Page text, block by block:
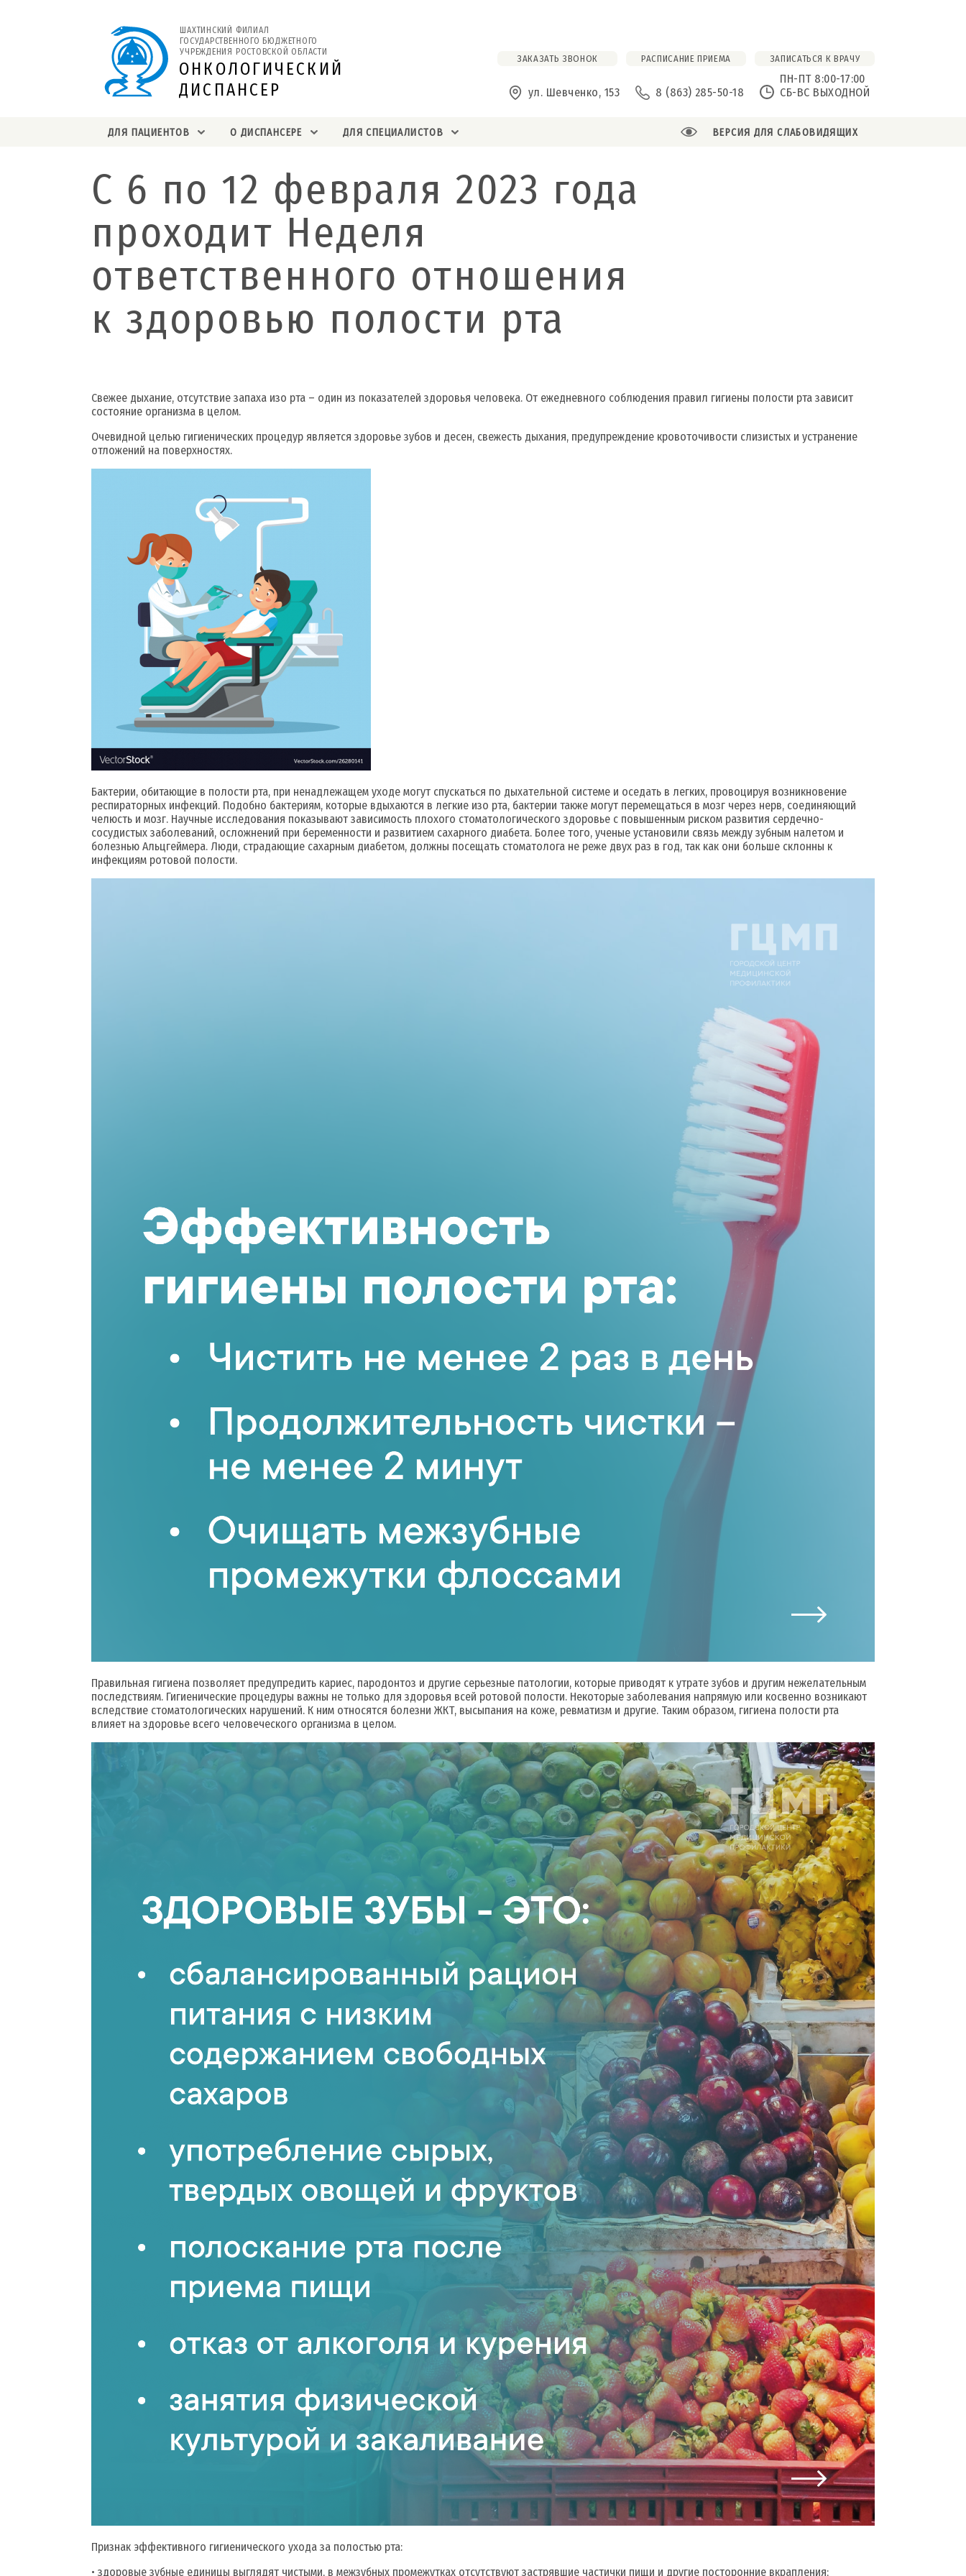
ОНКОЛОГИЧЕСКИЙ
ДИСПАНСЕР
ШАХТИНСКИЙ ФИЛИАЛ
ГОСУДАРСТВЕННОГО БЮДЖЕТНОГО
УЧРЕЖДЕНИЯ РОСТОВСКОЙ ОБЛАСТИ
ЗАКАЗАТЬ ЗВОНОК РАСПИСАНИЕ ПРИЕМА ЗАПИСАТЬСЯ К ВРАЧУ
ул. Шевченко, 153 8 (863) 285-50-18
ПН-ПТ 8:00-17:00
СБ-ВС ВЫХОДНОЙ
ДЛЯ ПАЦИЕНТОВ О ДИСПАНСЕРЕ ДЛЯ СПЕЦИАЛИСТОВ ВЕРСИЯ ДЛЯ СЛАБОВИДЯЩИХ
С 6 по 12 февраля 2023 года
проходит Неделя
ответственного отношения
к здоровью полости рта
Свежее дыхание, отсутствие запаха изо рта – один из показателей здоровья человека. От ежедневного соблюдения правил гигиены полости рта зависит
состояние организма в целом.
Очевидной целью гигиенических процедур является здоровье зубов и десен, свежесть дыхания, предупреждение кровоточивости слизистых и устранение
отложений на поверхностях.
Бактерии, обитающие в полости рта, при ненадлежащем уходе могут спускаться по дыхательной системе и оседать в легких, провоцируя возникновение
респираторных инфекций. Подобно бактериям, которые вдыхаются в легкие изо рта, бактерии также могут перемещаться в мозг через нерв, соединяющий
челюсть и мозг. Научные исследования показывают зависимость плохого стоматологического здоровье с повышенным риском развития сердечно-
сосудистых заболеваний, осложнений при беременности и развитием сахарного диабета. Более того, ученые установили связь между зубным налетом и
болезнью Альцгеймера. Люди, страдающие сахарным диабетом, должны посещать стоматолога не реже двух раз в год, так как они больше склонны к
инфекциям ротовой полости.
Правильная гигиена позволяет предупредить кариес, пародонтоз и другие серьезные патологии, которые приводят к утрате зубов и другим нежелательным
последствиям. Гигиенические процедуры важны не только для здоровья всей ротовой полости. Некоторые заболевания напрямую или косвенно возникают
вследствие стоматологических нарушений. К ним относятся болезни ЖКТ, высыпания на коже, ревматизм и другие. Таким образом, гигиена полости рта
влияет на здоровье всего человеческого организма в целом.
Признак эффективного гигиенического ухода за полостью рта:
• здоровые зубные единицы выглядят чистыми, в межзубных промежутках отсутствуют застрявшие частички пищи и другие посторонние вкрапления;